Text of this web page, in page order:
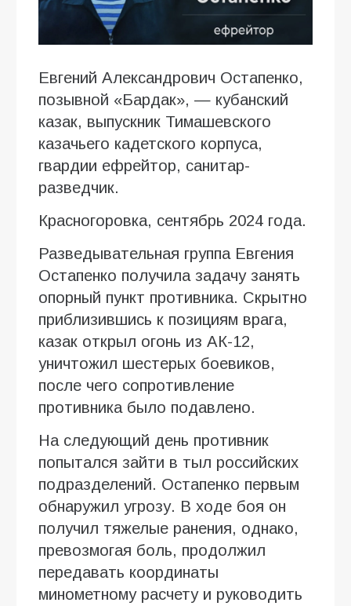
Евгений Александрович Остапенко,
позывной «Бардак», — кубанский
казак, выпускник Тимашевского
казачьего кадетского корпуса,
гвардии ефрейтор, санитар-
разведчик.
Красногоровка, сентябрь 2024 года.
Разведывательная группа Евгения
Остапенко получила задачу занять
опорный пункт противника. Скрытно
приблизившись к позициям врага,
казак открыл огонь из АК-12,
уничтожил шестерых боевиков,
после чего сопротивление
противника было подавлено.
На следующий день противник
попытался зайти в тыл российских
подразделений. Остапенко первым
обнаружил угрозу. В ходе боя он
получил тяжелые ранения, однако,
превозмогая боль, продолжил
передавать координаты
минометному расчету и руководить